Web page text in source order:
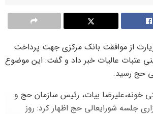
از موافقت بانک مرکزی جهت پرداخت
عتبات عالیات خبر داد و گفت: این موضوع
حج رسید.
خونه،علیرضا بیات، رئیس سازمان حج و
جلسه شورایعالی حج اظهار کرد: روز